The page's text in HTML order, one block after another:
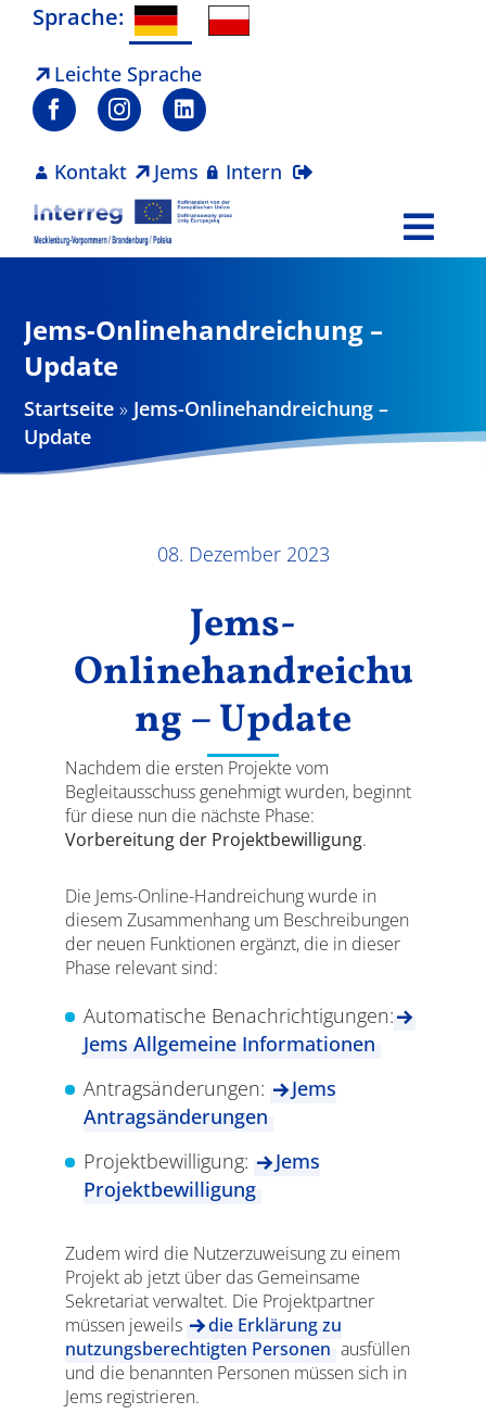
Zum
springen
Sprache:
Leichte Sprache
Kontakt Jems Intern
Projekte
Aktuelles
Jems-Onlinehandreichung –
Update
Startseite » Jems-Onlinehandreichung –
Update
08. Dezember 2023
Jems-
Onlinehandreichu
ng – Update
Nachdem die ersten Projekte vom
Begleitausschuss genehmigt wurden, beginnt
für diese nun die nächste Phase:
Vorbereitung der Projektbewilligung.
Die Jems-Online-Handreichung wurde in
diesem Zusammenhang um Beschreibungen
der neuen Funktionen ergänzt, die in dieser
Phase relevant sind:
Automatische Benachrichtigungen:
Jems Allgemeine Informationen
Antragsänderungen:
Jems
Antragsänderungen
Projektbewilligung:
Jems
Projektbewilligung
Zudem wird die Nutzerzuweisung zu einem
Projekt ab jetzt über das Gemeinsame
Sekretariat verwaltet. Die Projektpartner
müssen jeweils
die Erklärung zu
nutzungsberechtigten Personen ausfüllen
und die benannten Personen müssen sich in
Jems registrieren.